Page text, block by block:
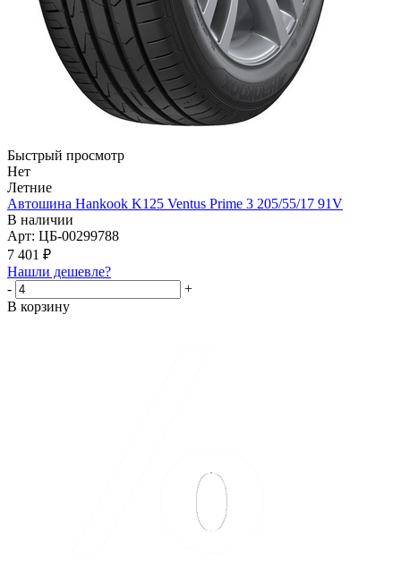
Быстрый просмотр
Нет
Летние
Автошина Hankook K125 Ventus Prime 3 205/55/17 91V
В наличии
Арт: ЦБ-00299788
7 401 ₽
Нашли дешевле?
-
+
В корзину